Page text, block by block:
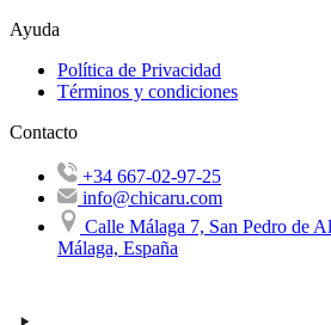
Ayuda
Política de Privacidad
Términos y condiciones
Contacto
+34 667-02-97-25
info@chicaru.com
Calle Málaga 7, San Pedro de
Málaga, España